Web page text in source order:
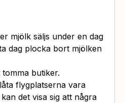
mjölk säljs under en dag
dag plocka bort mjölken
butiker.
flygplatserna vara
det visa sig att några